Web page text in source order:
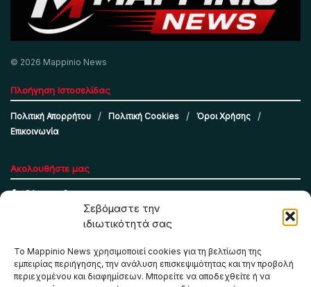
Σεβόμαστε την
ιδιωτικότητά σας
Το Mappinio News χρησιμοποιεί cookies για τη βελτίωση της
εμπειρίας περιήγησης, την ανάλυση επισκεψιμότητας και την προβολή
περιεχομένου και διαφημίσεων. Μπορείτε να αποδεχθείτε ή να
© 2026 Mappinio News
Πλοήγηση Ιστοσελίδας
Πολιτική Απορρήτου Πολιτική Cookies
Όροι Χρήσης
Επικοινωνία
Ακολουθήστε μας